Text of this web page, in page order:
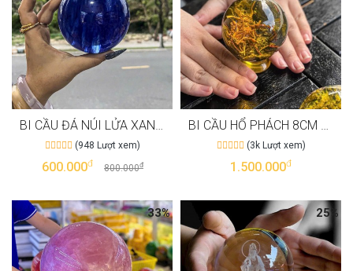
BI CẦU ĐÁ NÚI LỬA XANH - T3315
(948 Lượt xem)
600.000đ 800.000đ
BI CẦU HỔ PHÁCH 8CM 10CM - T3236
(3k Lượt xem)
1.500.000đ
33% 25%